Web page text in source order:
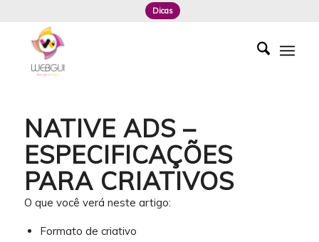
Dicas
NATIVE ADS –
ESPECIFICAÇÕES
PARA CRIATIVOS
O que você verá neste artigo:
Formato de criativo